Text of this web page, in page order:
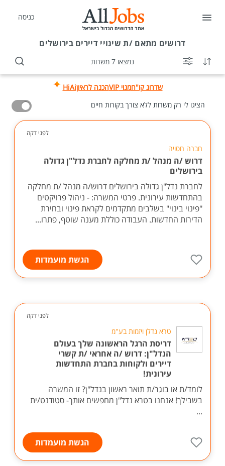
כניסה
דרושים מתאם /ת שינויי דיירים בירושלים
נמצאו 7 משרות
שדרוג קו"חמנוי VIP הכנה לראיוןHiAi
הציגו לי רק משרות ללא צורך בקורות חיים
לפני דקה
חברה חסויה
דרוש /ה מנהל /ת מחלקה לחברת נדל"ן גדולה
בירושלים
לחברת נדל"ן גדולה בירושלים דרוש/ה מנהל /ת מחלקה
בהתחדשות עירונית. פרטי המשרה: - ניהול פרויקטים
"פינוי בינוי" בשלבים מתקדמים לקראת פינוי ובחירת
הדירות החדשות. העבודה כוללת מענה שוטף, פתרו...
הגשת מועמדות
לפני דקה
טרא נדלן ויזמות בע"מ
דריסת הרגל הראשונה שלך בעולם
הנדל"ן: דרוש /ה אחראי /ת קשרי
דיירים ולקוחות בחברת התחדשות
עירונית!
לומד/ת או בוגר/ת תואר ראשון בנדל"ן? זו המשרה
בשבילך! אנחנו בטרא נדל"ן מחפשים אותך- סטודנט/ית
...
הגשת מועמדות